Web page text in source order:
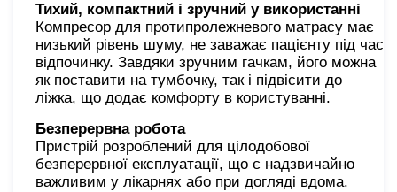
Тихий, компактний і зручний у використанні
Компресор для протипролежневого матрасу має
низький рівень шуму, не заважає пацієнту під час
відпочинку. Завдяки зручним гачкам, його можна
як поставити на тумбочку, так і підвісити до
ліжка, що додає комфорту в користуванні.
Безперервна робота
Пристрій розроблений для цілодобової
безперервної експлуатації, що є надзвичайно
важливим у лікарнях або при догляді вдома.